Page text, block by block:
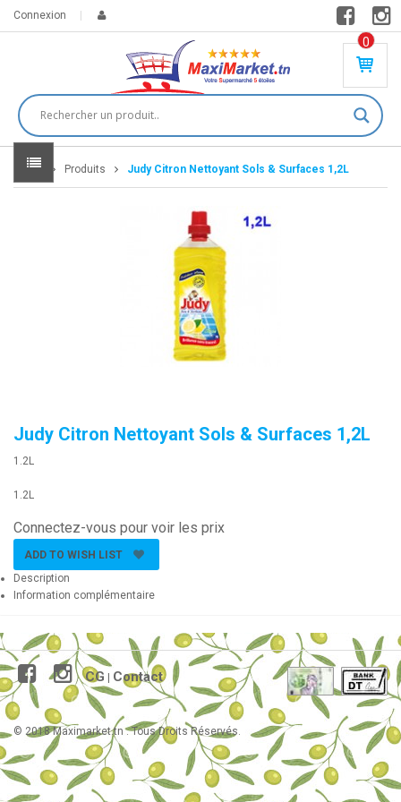
Connexion
0
PR
DU
IT(
S)
Home Produits Judy Citron Nettoyant Sols & Surfaces 1,2L
Judy Citron Nettoyant Sols & Surfaces 1,2L
1.2L
1.2L
Connectez-vous pour voir les prix
ADD TO WISH LIST
Description
Information complémentaire
CG Contact
© 2018 Maximarket.tn . Tous Droits Réservés.